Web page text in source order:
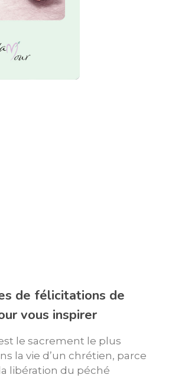
de félicitations de
vous inspirer
le sacrement le plus
la vie d’un chrétien, parce
libération du péché